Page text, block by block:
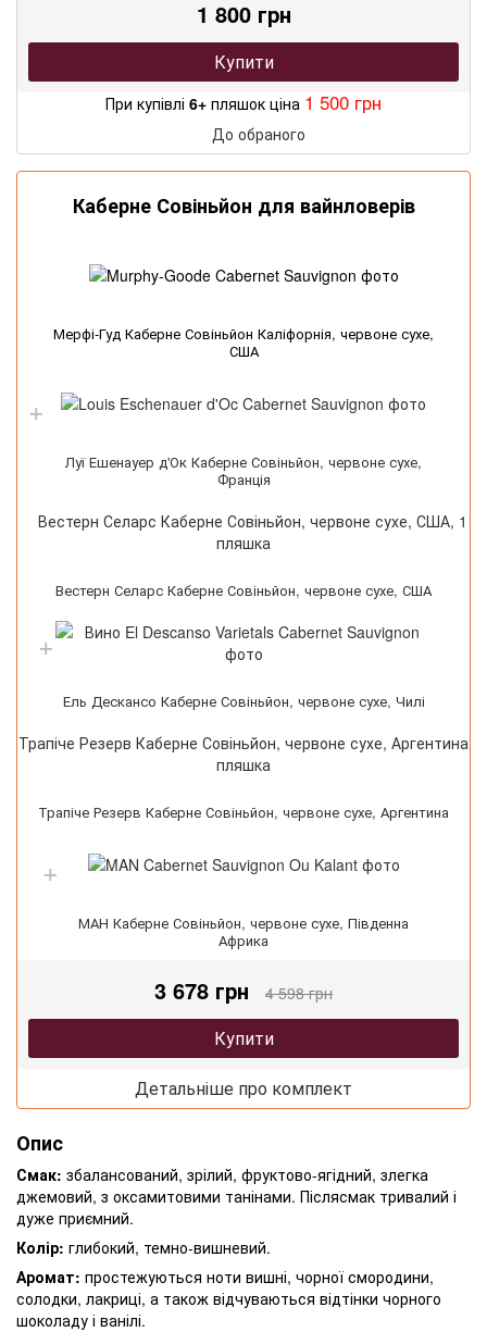
1 800 грн
Купити
При купівлі 6+ пляшок ціна 1 500 грн
До обраного
Каберне Совіньйон для вайнловерів
Мерфі-Гуд Каберне Совіньйон Каліфорнія, червоне сухе,
США
Луї Ешенауер д'Ок Каберне Совіньйон, червоне сухе,
Франція
Вестерн Селарс Каберне Совіньйон, червоне сухе, США
Ель Дескансо Каберне Совіньйон, червоне сухе, Чилі
Трапіче Резерв Каберне Совіньйон, червоне сухе, Аргентина
МАН Каберне Совіньйон, червоне сухе, Південна
Африка
3 678 грн 4 598 грн
Купити
Детальніше про комплект
Опис
Смак: збалансований, зрілий, фруктово-ягідний, злегка
джемовий, з оксамитовими танінами. Післясмак тривалий і
дуже приємний.
Колір: глибокий, темно-вишневий.
Аромат: простежуються ноти вишні, чорної смородини,
солодки, лакриці, а також відчуваються відтінки чорного
шоколаду і ванілі.